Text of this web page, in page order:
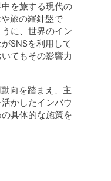
を旅する現代の
旅の羅針盤で
に、世界のイン
SNSを利用して
てもその影響力
向を踏まえ、主
かしたインバウ
具体的な施策を